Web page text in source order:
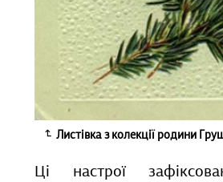
Листівка з колекції родини
Ці настрої